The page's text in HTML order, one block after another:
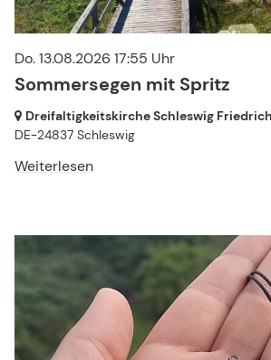
Do. 13.08.2026 17:55 Uhr
Sommersegen mit Spritz
Dreifaltigkeitskirche Schleswig
DE-24837 Schleswig
Weiterlesen